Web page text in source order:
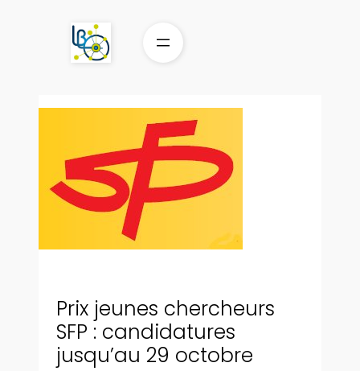
Prix jeunes chercheurs
SFP : candidatures
jusqu’au 29 octobre